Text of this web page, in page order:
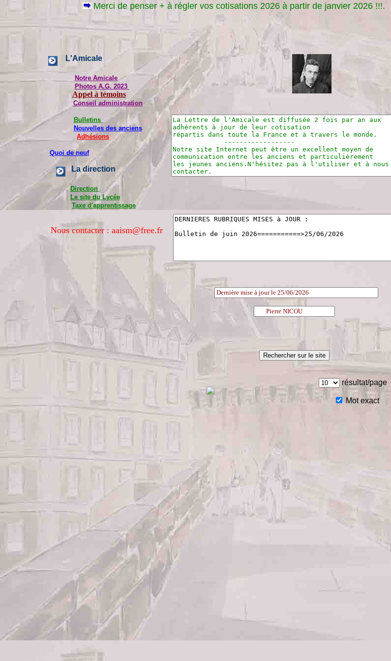
Merci de penser + à régler vos cotisations 2026 à partir de janvier 2026 !!!.
L'Amicale
Notre Amicale
Photos A.G. 2023
Appel à témoins
Conseil administration
Bulletins
Nouvelles des anciens
Adhésions
Quoi de neuf
La direction
Direction
Le site du Lycée
Taxe d'apprentissage
Nous contacter : aaism@free.fr
résultat/page
Mot exact